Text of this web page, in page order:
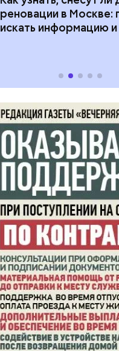
реновации в Москве:
искать информацию